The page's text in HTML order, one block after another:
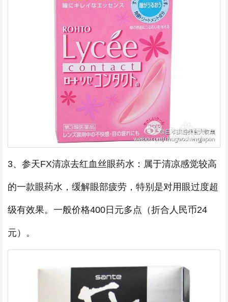
3、参天FX清凉去红血丝眼药水：属于清凉感觉较高
的一款眼药水，缓解眼部疲劳，特别是对用眼过度超
级有效果。一般价格400日元多点（折合人民币24
元）。